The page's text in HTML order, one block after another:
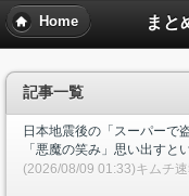
まと
Home
記事一覧
日本地震後の「スーパーで
「悪魔の笑み」思い出すと
(2026/08/09 01:33)キムチ